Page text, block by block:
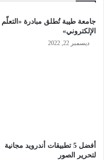
جامعة طيبة تُطلق مبادرة «التعلّم
الإلكتروني»
ديسمبر 22, 2022
أفضل 5 تطبيقات أندرويد مجانية
لتحرير الصور